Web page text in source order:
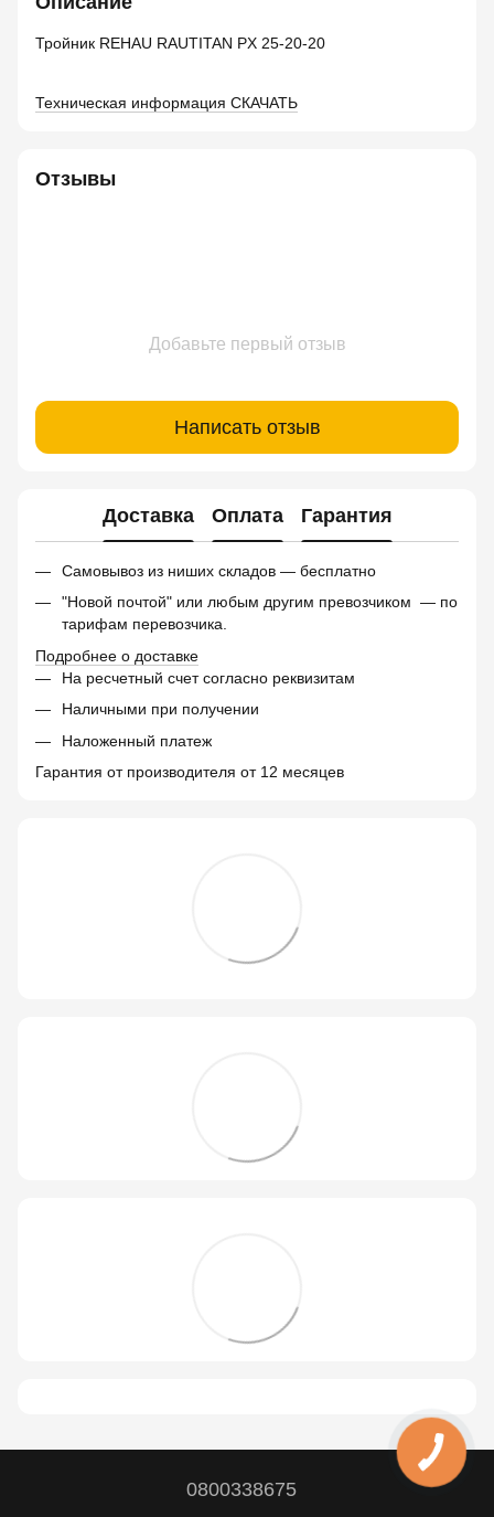
Тройник REHAU RAUTITAN PX 25-20-20
Техническая информация СКАЧАТЬ
Отзывы
Добавьте первый отзыв
Написать отзыв
Доставка Оплата Гарантия
Самовывоз из ниших складов — бесплатно
"Новой почтой" или любым другим превозчиком — по
тарифам перевозчика.
Подробнее о доставке
На ресчетный счет согласно реквизитам
Наличными при получении
Наложенный платеж
Гарантия от производителя от 12 месяцев
0800338675